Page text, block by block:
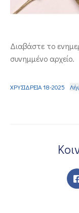
ΕΠΙΚΑΙΡΟΤΗΤΑ
Διαβάστε το
συνημμένο αρχείο.
ΧΡΥΣΙΔΡΕΙΑ 18-2025